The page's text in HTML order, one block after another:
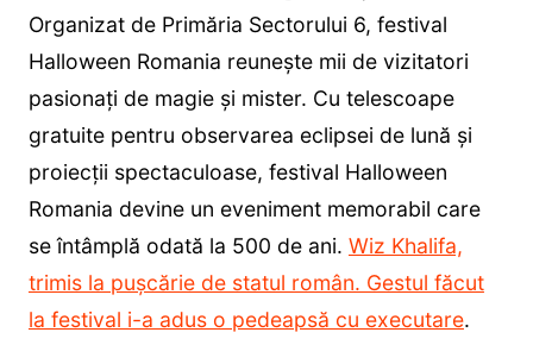
Organizat de Primăria Sectorului 6, festival
Halloween Romania reunește mii de vizitatori
pasionați de magie și mister. Cu telescoape
gratuite pentru observarea eclipsei de lună și
proiecții spectaculoase, festival Halloween
Romania devine un eveniment memorabil care
se întâmplă odată la 500 de ani. Wiz Khalifa,
trimis la pușcărie de statul român. Gestul făcut
la festival i-a adus o pedeapsă cu executare.